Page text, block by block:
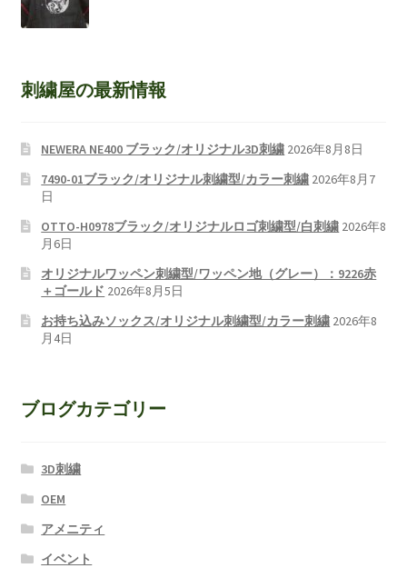
刺繍屋の最新情報
NEWERA NE400 ブラック/オリジナル3D刺繍 2026年8月8日
7490-01ブラック/オリジナル刺繍型/カラー刺繍 2026年8月7
日
OTTO-H0978ブラック/オリジナルロゴ刺繍型/白刺繍 2026年8
月6日
オリジナルワッペン刺繍型/ワッペン地（グレー）：9226赤
＋ゴールド 2026年8月5日
お持ち込みソックス/オリジナル刺繍型/カラー刺繍 2026年8
月4日
ブログカテゴリー
3D刺繍
OEM
アメニティ
イベント